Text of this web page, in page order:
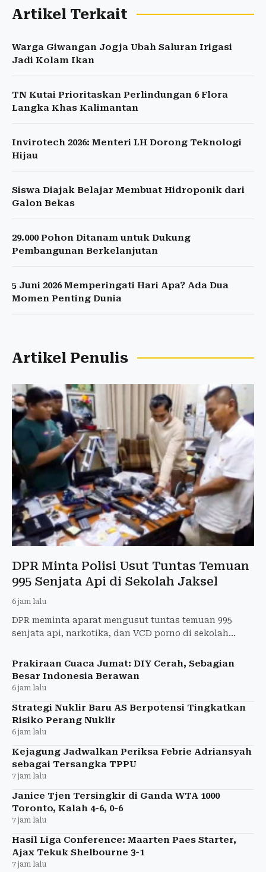
Artikel Terkait
Warga Giwangan Jogja Ubah Saluran Irigasi
Jadi Kolam Ikan
TN Kutai Prioritaskan Perlindungan 6 Flora
Langka Khas Kalimantan
Invirotech 2026: Menteri LH Dorong Teknologi
Hijau
Siswa Diajak Belajar Membuat Hidroponik dari
Galon Bekas
29.000 Pohon Ditanam untuk Dukung
Pembangunan Berkelanjutan
5 Juni 2026 Memperingati Hari Apa? Ada Dua
Momen Penting Dunia
Artikel Penulis
DPR Minta Polisi Usut Tuntas Temuan
995 Senjata Api di Sekolah Jaksel
6 jam lalu
DPR meminta aparat mengusut tuntas temuan 995
senjata api, narkotika, dan VCD porno di sekolah
bukti.
Prakiraan Cuaca Jumat: DIY Cerah, Sebagian
Besar Indonesia Berawan
6 jam lalu
Strategi Nuklir Baru AS Berpotensi Tingkatkan
Risiko Perang Nuklir
6 jam lalu
Kejagung Jadwalkan Periksa Febrie Adriansyah
sebagai Tersangka TPPU
7 jam lalu
Janice Tjen Tersingkir di Ganda WTA 1000
Toronto, Kalah 4-6, 0-6
7 jam lalu
Hasil Liga Conference: Maarten Paes Starter,
Ajax Tekuk Shelbourne 3-1
7 jam lalu